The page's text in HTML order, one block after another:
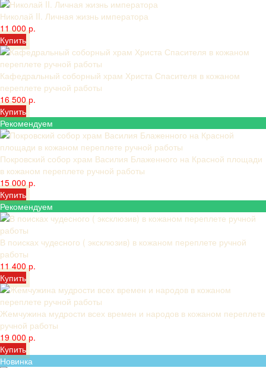
Николай II. Личная жизнь императора
11 000 р.
Купить
Кафедральный соборный храм Христа Спасителя в кожаном
переплете ручной работы
16 500 р.
Купить
Рекомендуем
Покровский собор храм Василия Блаженного на Красной площади
в кожаном переплете ручной работы
15 000 р.
Купить
Рекомендуем
В поисках чудесного ( эксклюзив) в кожаном переплете ручной
работы
11 400 р.
Купить
Жемчужина мудрости всех времен и народов в кожаном переплете
ручной работы
19 000 р.
Купить
Новинка